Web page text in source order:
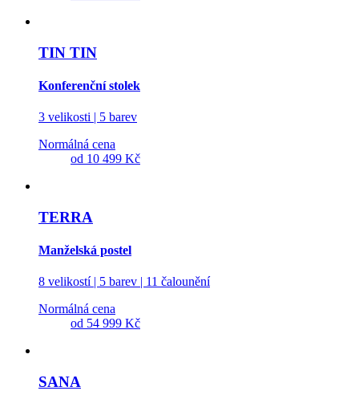
TIN TIN
Konferenční stolek
3 velikosti | 5 barev
Normálná cena
od 10 499 Kč
TERRA
Manželská postel
8 velikostí | 5 barev | 11 čalounění
Normálná cena
od 54 999 Kč
SANA